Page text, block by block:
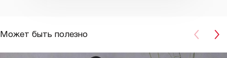
Может быть полезно